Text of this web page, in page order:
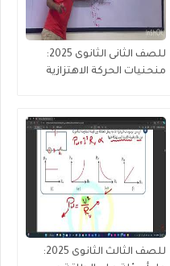
للصف الثانى الثانوى 2025:
منحنيات الحركة الاهتزازية
للصف الثالث الثانوى 2025: